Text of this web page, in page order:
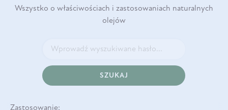
Wszystko o właściwościach i zastosowaniach naturalnych
olejów
SZUKAJ
Zastosowanie: